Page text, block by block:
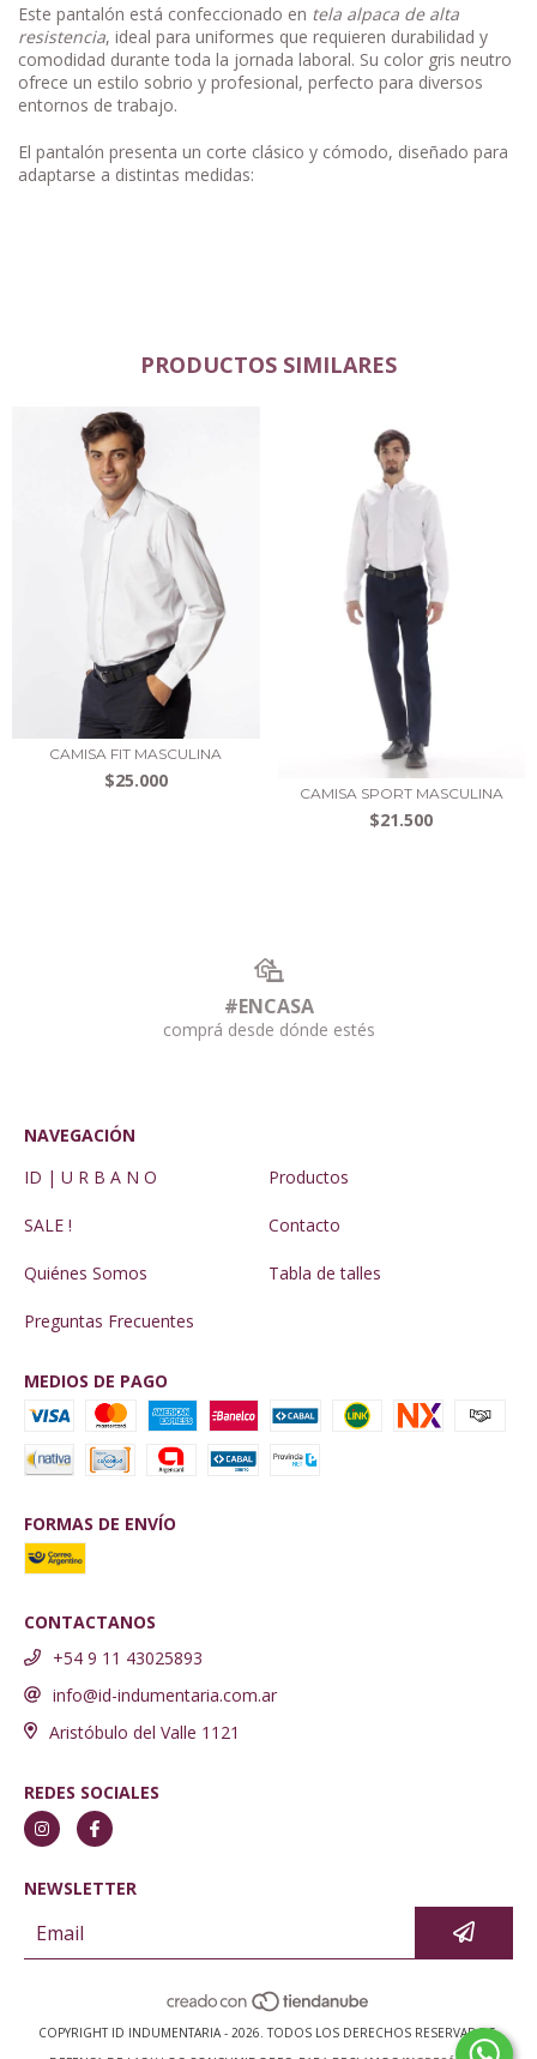
Este pantalón está confeccionado en tela alpaca de alta
resistencia, ideal para uniformes que requieren durabilidad y
comodidad durante toda la jornada laboral. Su color gris neutro
ofrece un estilo sobrio y profesional, perfecto para diversos
entornos de trabajo.
El pantalón presenta un corte clásico y cómodo, diseñado para
adaptarse a distintas medidas:
PRODUCTOS SIMILARES
CAMISA FIT MASCULINA
$25.000
CAMISA SPORT MASCULINA
$21.500
#ENCASA
comprá desde dónde estés
NAVEGACIÓN
ID | U R B A N O
Productos
SALE ! Contacto
Quiénes Somos Tabla de talles
Preguntas Frecuentes
MEDIOS DE PAGO
FORMAS DE ENVÍO
CONTACTANOS
+54 9 11 43025893
info@id-indumentaria.com.ar
Aristóbulo del Valle 1121
REDES SOCIALES
NEWSLETTER
COPYRIGHT ID INDUMENTARIA - 2026. TODOS LOS DERECHOS RESERVADOS.